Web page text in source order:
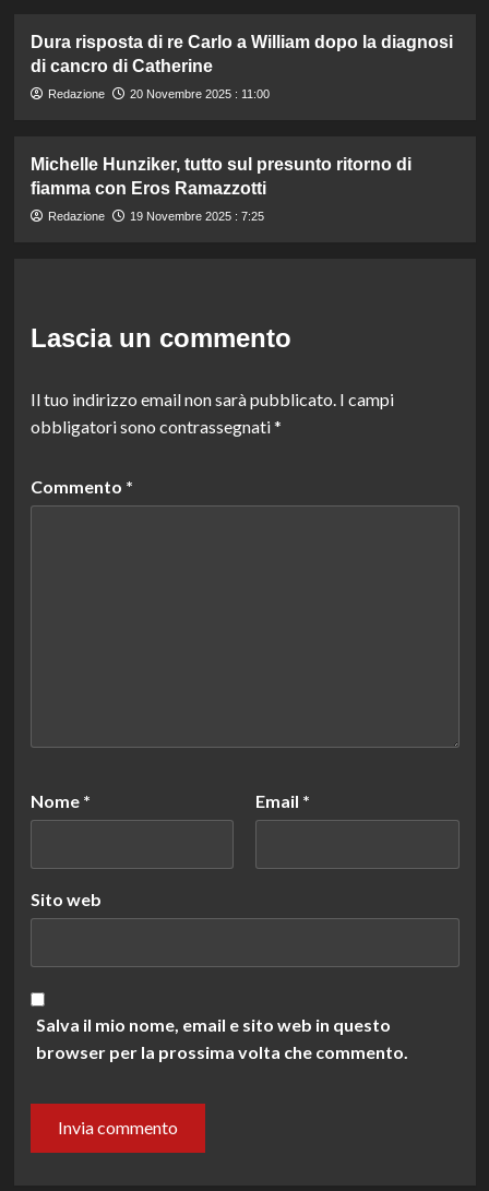
Dura risposta di re Carlo a William dopo la diagnosi
di cancro di Catherine
Redazione 20 Novembre 2025 : 11:00
Michelle Hunziker, tutto sul presunto ritorno di
fiamma con Eros Ramazzotti
Redazione 19 Novembre 2025 : 7:25
Lascia un commento
Il tuo indirizzo email non sarà pubblicato. I campi
obbligatori sono contrassegnati*
Commento *
Nome * Email *
Sito web
Salva il mio nome, email e sito web in questo
browser per la prossima volta che commento.